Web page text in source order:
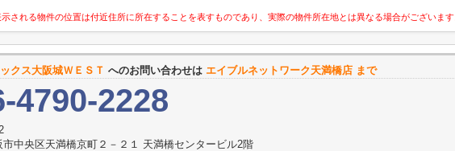
される物件の位置は付近住所に所在することを表すものであり、実際の物件所在地とは異なる場合がございます
クス大阪城ＷＥＳＴ へのお問い合わせは エイブルネットワーク天満橋店 まで
4790-2228
市中央区天満橋京町２－２１ 天満橋センタービル2階